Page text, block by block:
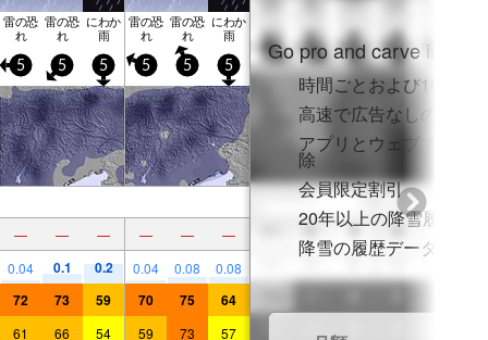
雷の恐
れ
雷の恐
れ
にわか
雨
雷の恐
れ
雷の恐
れ
にわか
雨
5 5 5 5 5 5
— — — — —
—
0.04
0.1 0.2 0.04 0.08 0.08
72 73 59 70 75 64
61 66 54 59 73
57
Go pro and carve into:
時間ごとおよび16日間
高速で広告なしのブラ
アプリとウェブでフル
除
会員限定割引
20年以上の降雪履歴
降雪の履歴データ